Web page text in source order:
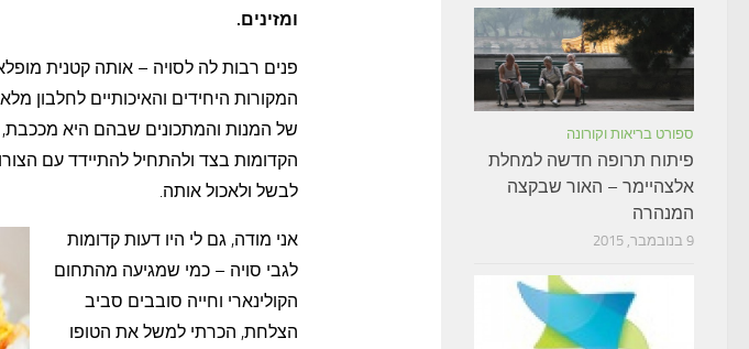
ומזינים.
פנים רבות לה לסויה – אותה קטנית
המקורות היחידים והאיכותיים לחלבון
של המנות והמתכונים שבהם היא
הקדומות בצד ולהתחיל להתיידד עם
לבשל ולאכול אותה.
אני מודה, גם לי היו דעות קדומות
לגבי סויה – כמי שמגיעה מהתחום
הקולינארי וחייה סובבים סביב
הצלחת, הכרתי למשל את הטופו
ספורט בריאות וקורונה
פיתוח תרופה חדשה למחלת
אלצהיימר – האור שבקצה
המנהרה
9 בנובמבר, 2015